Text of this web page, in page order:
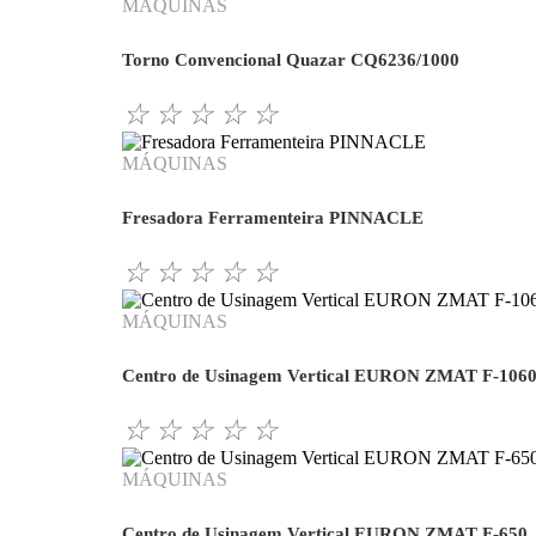
MÁQUINAS
Torno Convencional Quazar CQ6236/1000
☆ ☆ ☆ ☆ ☆
MÁQUINAS
Fresadora Ferramenteira PINNACLE
☆ ☆ ☆ ☆ ☆
MÁQUINAS
Centro de Usinagem Vertical EURON ZMAT F-1060
☆ ☆ ☆ ☆ ☆
MÁQUINAS